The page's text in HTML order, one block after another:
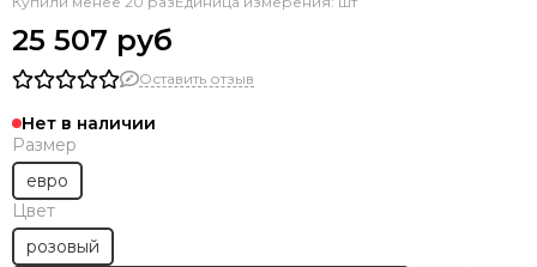
25 507 руб
Оставить отзыв
Нет в наличии
Размер
евро
Цвет
розовый